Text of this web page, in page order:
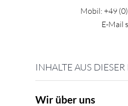
Mobil: +49
E-Mail
INHALTE AUS
Wir über uns